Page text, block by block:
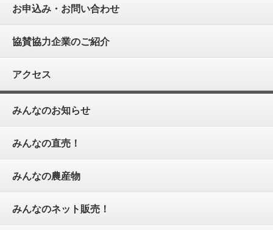
お申込み・お問い合わせ
協賛協力企業のご紹介
アクセス
みんなのお知らせ
みんなの直売！
みんなの農産物
みんなのネット販売！